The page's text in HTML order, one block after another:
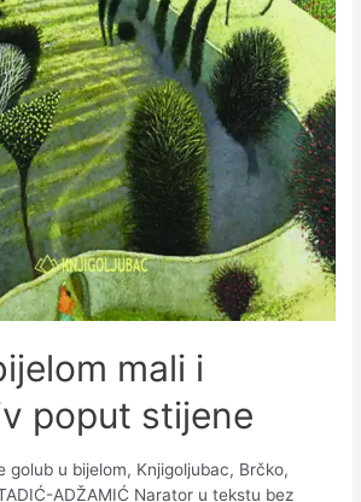
mali i
poput stijene
golub u bijelom, Knjigoljubac, Brčko,
ADŽAMIĆ Narator u tekstu bez